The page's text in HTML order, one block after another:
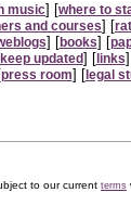
music] [where to
and courses] [
] [books] [
keep updated] [ links
press room] [ legal
to our current terms